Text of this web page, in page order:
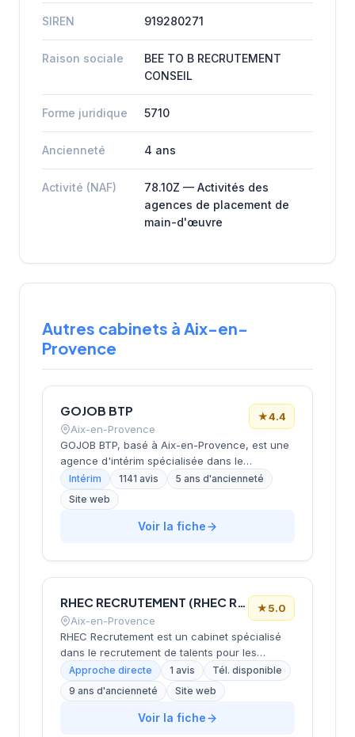
SIREN 919280271
Raison sociale
BEE TO B RECRUTEMENT
CONSEIL
Forme juridique 5710
Ancienneté 4 ans
Activité (NAF)
78.10Z — Activités des
agences de placement de
main-d'œuvre
Autres cabinets à Aix-en-
Provence
GOJOB BTP
Aix-en-Provence
★4.4
GOJOB BTP, basé à Aix-en-Provence, est une
agence d'intérim spécialisée dans le
recrutement de professionnels du secteur du
bâtiment et travaux publics. L'entreprise
propose plus de 50 000 offres d'emploi en
intérim et combine expertise terrain avec
bien les intérimaires que les entreprises dans
leurs besoins en recrutement.
Intérim 1141 avis
5 ans d'ancienneté
Site web
Voir la fiche
RHEC RECRUTEMENT (RHEC RECRUTEMENT) (RHEC)
Aix-en-Provence
★5.0
RHEC Recrutement est un cabinet spécialisé
dans le recrutement de talents pour les
secteurs de l'expertise comptable, du
commissariat aux comptes, du juridique et de
l'immobilier, intervenant principalement en
région PACA et à Monaco. Basé à Aix-en-
Approche directe 1 avis
Tél. disponible
9 ans d'ancienneté
Site web
Voir la fiche